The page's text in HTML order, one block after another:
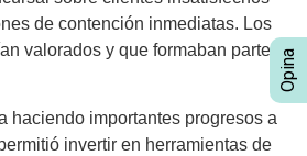
de contención inmediatas. Los
valorados y que formaban parte de
haciendo importantes progresos a
invertir en herramientas de